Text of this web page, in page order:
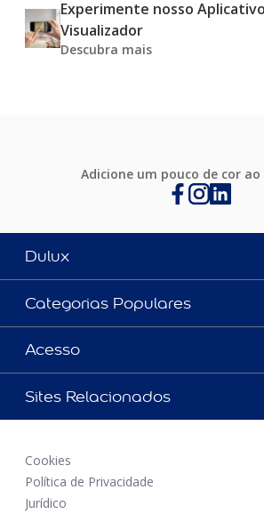
Experimente nosso Aplicativo
Visualizador
Descubra mais
Adicione um pouco de cor ao
Dulux
Categorias Populares
Acesso
Sites Relacionados
Cookies
Política de Privacidade
Jurídico